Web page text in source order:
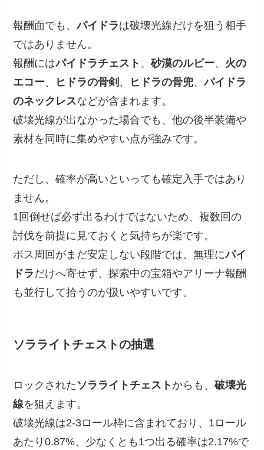
報酬面でも、パイドラは破壊光線だけを狙う相手
ではありません。
報酬にはパイドラチェスト 、砂漠のルビー、 火の
エコー、 ヒドラの骨剣 、 ヒドラの骨兜、パイドラ
のネックレスなどが含まれます。
破壊光線が出なかった場合でも、他の後半装備や
素材を同時に集めやすい点が強みです。
ただし、確率が高いといっても確定入手ではあり
ません。
1回倒せば必ず出るわけではないため、複数回の
討伐を前提に見ておくと気持ちが楽です。
ボス周回がまだ安定しない段階では、無理にパイ
ドラだけへ寄せず、探索中の宝箱やアリーナ報酬
も並行して拾うのが扱いやすいです。
ソラライトチェストの抽選
ロックされた ソラライトチェスト からも、破壊光
線を狙えます。
破壊光線は2-3ロール枠に含まれており、1ロール
あたり0.87%、少なくとも1つ出る確率は2.17%で